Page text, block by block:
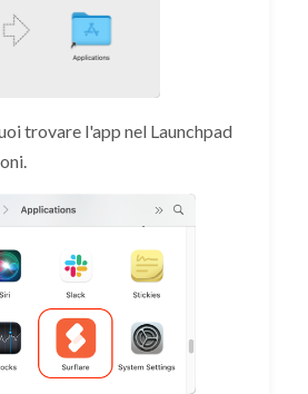
trovare l'app nel Launchpad